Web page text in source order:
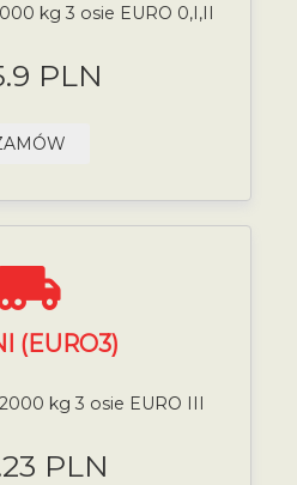
kg 3 osie EURO 0,I,II
PLN
(EURO3)
kg 3 osie EURO III
PLN